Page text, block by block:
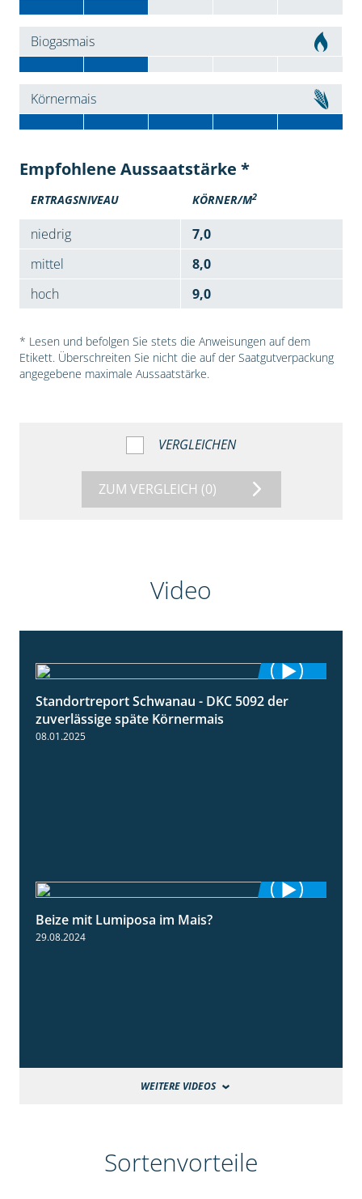
Biogasmais
Körnermais
Empfohlene Aussaatstärke *
ERTRAGSNIVEAU KÖRNER/M2
niedrig
7,0
mittel
8,0
hoch
9,0
* Lesen und befolgen Sie stets die Anweisungen auf dem
Etikett. Überschreiten Sie nicht die auf der Saatgutverpackung
angegebene maximale Aussaatstärke.
VERGLEICHEN
ZUM VERGLEICH (0)
Video
1:18
Standortreport Schwanau - DKC 5092 der
zuverlässige späte Körnermais
08.01.2025
Beize mit Lumiposa im Mais?
29.08.2024
WEITERE VIDEOS
Sortenvorteile